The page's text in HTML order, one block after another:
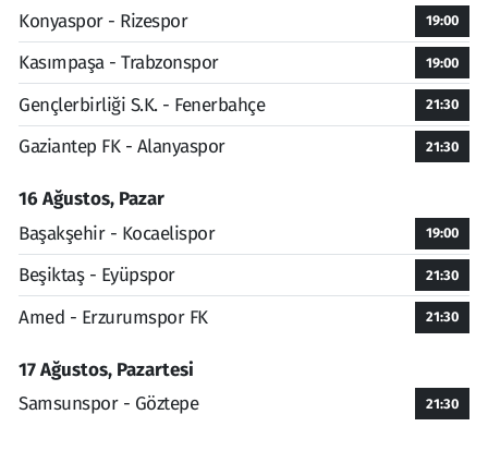
Konyaspor - Rizespor
19:00
Kasımpaşa - Trabzonspor 19:00
Gençlerbirliği S.K. - Fenerbahçe 21:30
Gaziantep FK - Alanyaspor 21:30
16 Ağustos, Pazar
Başakşehir - Kocaelispor
19:00
Beşiktaş - Eyüpspor 21:30
Amed - Erzurumspor FK 21:30
17 Ağustos, Pazartesi
Samsunspor - Göztepe
21:30